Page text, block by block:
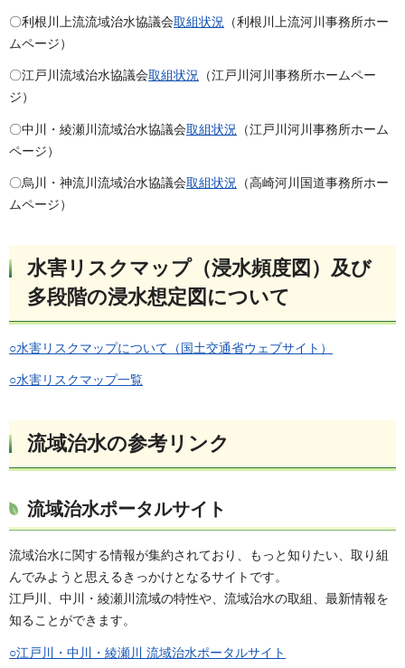
〇利根川上流流域治水協議会取組状況
（利根川上流河川事務所ホー
ムページ）
〇江戸川流域治水協議会取組状況 （江戸川河川事務所ホームペー
ジ）
〇中川・綾瀬川流域治水協議会取組状況
（江戸川河川事務所ホーム
ページ）
〇烏川・神流川流域治水協議会取組状況
（高崎河川国道事務所ホー
ムページ）
水害リスクマップ（浸水頻度図）及び
多段階の浸水想定図について
○水害リスクマップについて（国土交通省ウェブサイト）
○水害リスクマップ一覧
流域治水の参考リンク
流域治水ポータルサイト
流域治水に関する情報が集約されており、もっと知りたい、取り組
んでみようと思えるきっかけとなるサイトです。
江⼾川、中川・綾瀬川流域の特性や、流域治水の取組、最新情報を
知ることができます。
○江戸川・中川・綾瀬川 流域治水ポータルサイト